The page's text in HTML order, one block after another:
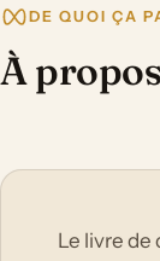
DE QUOI ÇA
À
Le livre de